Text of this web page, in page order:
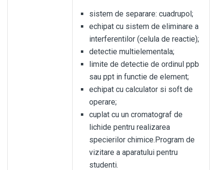
sistem de separare: cuadrupol;
echipat cu sistem de eliminare a
interferentilor (celula de reactie);
detectie multielementala;
limite de detectie de ordinul ppb
sau ppt in functie de element;
echipat cu calculator si soft de
operare;
cuplat cu un cromatograf de
lichide pentru realizarea
specierilor chimice.Program de
vizitare a aparatului pentru
studenti.